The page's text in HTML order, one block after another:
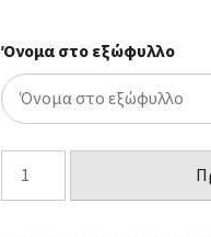
Όνομα στο εξώφυλλο